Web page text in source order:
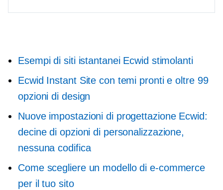
Esempi di siti istantanei Ecwid stimolanti
Ecwid Instant Site con temi pronti e oltre 99
opzioni di design
Nuove impostazioni di progettazione Ecwid:
decine di opzioni di personalizzazione,
nessuna codifica
Come scegliere un modello di e-commerce
per il tuo sito